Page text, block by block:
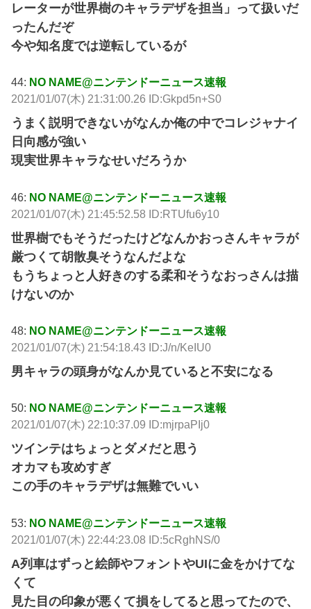
レーターが世界樹のキャラデザを担当」って扱いだ
ったんだぞ
今や知名度では逆転しているが
44: NO NAME@ニンテンドーニュース速報
2021/01/07(木) 21:31:00.26 ID:Gkpd5n+S0
うまく説明できないがなんか俺の中でコレジャナイ
日向感が強い
現実世界キャラなせいだろうか
46: NO NAME@ニンテンドーニュース速報
2021/01/07(木) 21:45:52.58 ID:RTUfu6y10
世界樹でもそうだったけどなんかおっさんキャラが
厳つくて胡散臭そうなんだよな
もうちょっと人好きのする柔和そうなおっさんは描
けないのか
48: NO NAME@ニンテンドーニュース速報
2021/01/07(木) 21:54:18.43 ID:J/n/KeIU0
男キャラの頭身がなんか見ていると不安になる
50: NO NAME@ニンテンドーニュース速報
2021/01/07(木) 22:10:37.09 ID:mjrpaPIj0
ツインテはちょっとダメだと思う
オカマも攻めすぎ
この手のキャラデザは無難でいい
53: NO NAME@ニンテンドーニュース速報
2021/01/07(木) 22:44:23.08 ID:5cRghNS/0
A列車はずっと絵師やフォントやUIに金をかけてな
くて
見た目の印象が悪くて損をしてると思ってたので、